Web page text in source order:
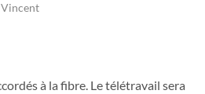
Vincent
à la fibre. Le télétravail sera